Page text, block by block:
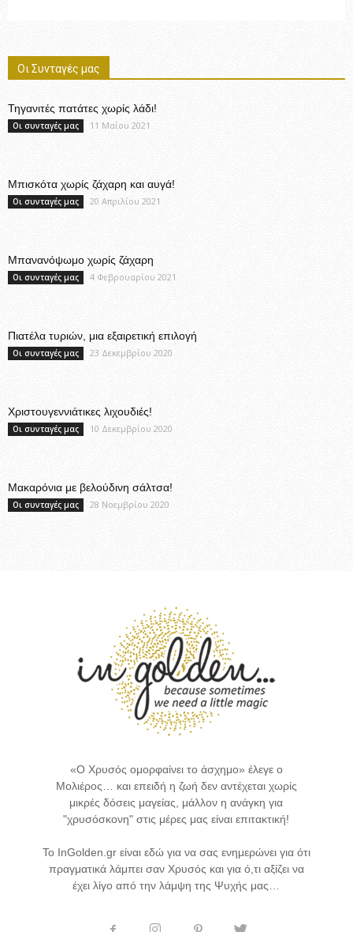
Οι Συνταγές μας
Τηγανιτές πατάτες χωρίς λάδι!
Οι συνταγές μας 11 Μαΐου 2021
Μπισκότα χωρίς ζάχαρη και αυγά!
Οι συνταγές μας 20 Απριλίου 2021
Μπανανόψωμο χωρίς ζάχαρη
Οι συνταγές μας 4 Φεβρουαρίου 2021
Πιατέλα τυριών, μια εξαιρετική επιλογή
Οι συνταγές μας 23 Δεκεμβρίου 2020
Χριστουγεννιάτικες λιχουδιές!
Οι συνταγές μας 10 Δεκεμβρίου 2020
Μακαρόνια με βελούδινη σάλτσα!
Οι συνταγές μας 28 Νοεμβρίου 2020
«Ο Χρυσός ομορφαίνει το άσχημο» έλεγε ο
Μολιέρος… και επειδή η ζωή δεν αντέχεται χωρίς
μικρές δόσεις μαγείας, μάλλον η ανάγκη για
"χρυσόσκονη" στις μέρες μας είναι επιτακτική!
Το InGolden.gr είναι εδώ για να σας ενημερώνει για ότι
πραγματικά λάμπει σαν Χρυσός και για ό,τι αξίζει να
έχει λίγο από την λάμψη της Ψυχής μας…